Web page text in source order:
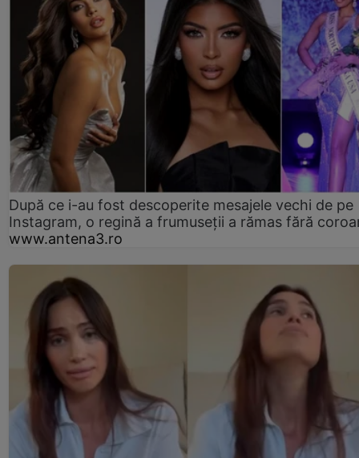
După ce i-au fost descoperite mesajele vechi de pe
Instagram, o regină a frumuseții a rămas fără
www.antena3.ro